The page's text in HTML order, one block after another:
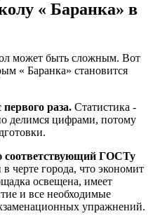
« Баранка» в
может быть сложным. Вот
« Баранка» становится
раза. Статистика -
делимся цифрами, потому
соответствующий ГОСТу
черте города, что экономит
освещена, имеет
и все необходимые
упражнений.